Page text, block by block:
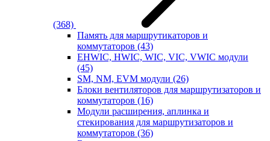
(368)
Память для маршрутикаторов и
коммутаторов (43)
EHWIC, HWIC, WIC, VIC, VWIC модули
(45)
SM, NM, EVM модули (26)
Блоки вентиляторов для маршрутизаторов и
коммутаторов (16)
Модули расширения, аплинка и
стекирования для маршрутизаторов и
коммутаторов (36)